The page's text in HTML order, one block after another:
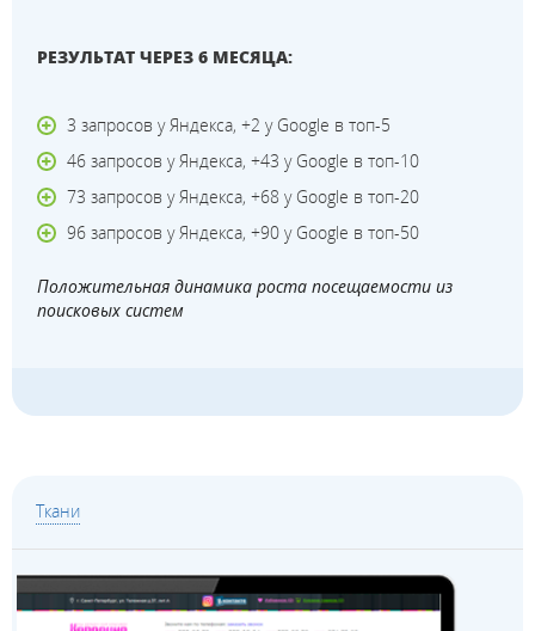
РЕЗУЛЬТАТ ЧЕРЕЗ 6 МЕСЯЦА:
3 запросов у Яндекса, +2 у Google в топ-5
46 запросов у Яндекса, +43 у Google в топ-10
73 запросов у Яндекса, +68 у Google в топ-20
96 запросов у Яндекса, +90 у Google в топ-50
Положительная динамика роста посещаемости из
поисковых систем
Ткани